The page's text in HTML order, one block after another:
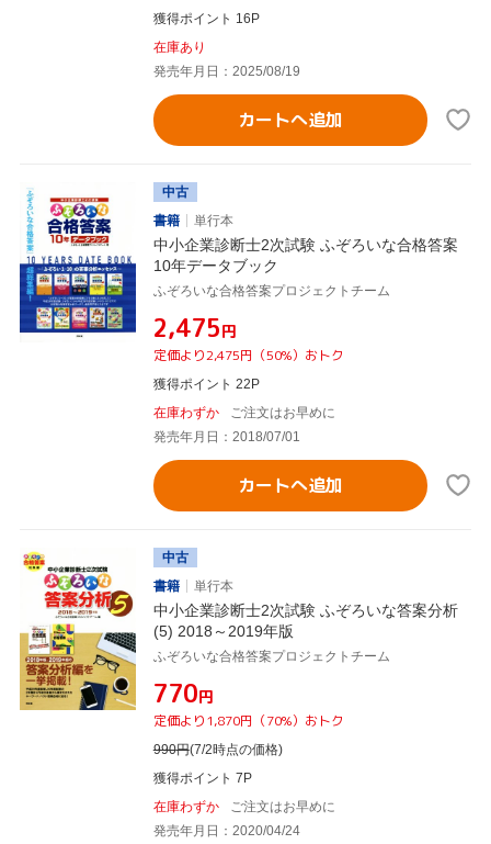
獲得ポイント 16P
在庫あり
発売年月日：2025/08/19
カートへ追加
中古
書籍
単行本
中小企業診断士2次試験 ふぞろいな合格答案
10年データブック
ふぞろいな合格答案プロジェクトチーム
¥2,475円
定価より2,475円（50%）おトク
獲得ポイント 22P
在庫わずか
ご注文はお早めに
発売年月日：2018/07/01
カートへ追加
中古
書籍
単行本
中小企業診断士2次試験 ふぞろいな答案分析
(5) 2018～2019年版
ふぞろいな合格答案プロジェクトチーム
¥770円
定価より1,870円（70%）おトク
990円(7/2時点の価格)
獲得ポイント 7P
在庫わずか
ご注文はお早めに
発売年月日：2020/04/24